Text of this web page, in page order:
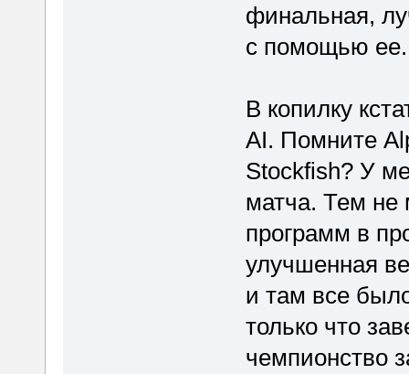
финальная,
с помощью ее.
В копилку
AI. Помните
Stockfish? У
матча. Тем не
программ в
улучшенная
и там все
только что
чемпионство